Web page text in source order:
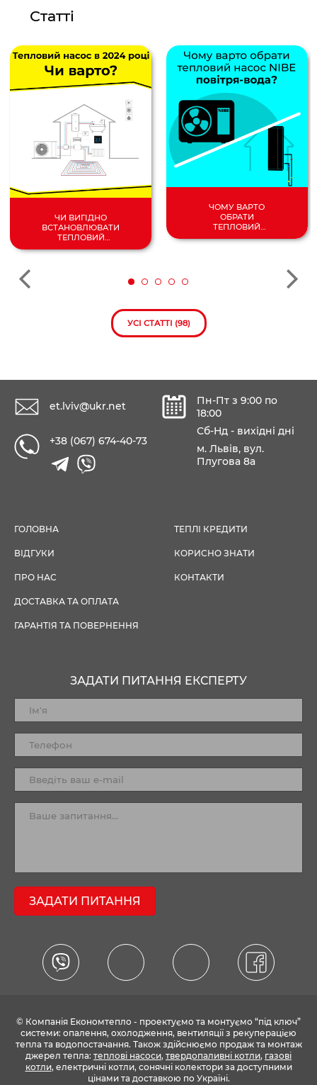
Статті
ЧИ ВИГІДНО
ВСТАНОВЛЮВАТИ
ТЕПЛОВИЙ
НАСОС У 2024
ЧОМУ ВАРТО
ОБРАТИ
ТЕПЛОВИЙ
НАСОС
УСІ СТАТТІ (98)
et.lviv@ukr.net
+38 (067) 674-40-73
Пн-Пт з 9:00 по
18:00
Сб-Нд - вихідні дні
м. Львів, вул.
Плугова 8а
ГОЛОВНА
ВІДГУКИ
ПРО НАС
ДОСТАВКА ТА ОПЛАТА
ГАРАНТІЯ ТА ПОВЕРНЕННЯ
ТЕПЛІ КРЕДИТИ
КОРИСНО ЗНАТИ
КОНТАКТИ
ЗАДАТИ ПИТАННЯ ЕКСПЕРТУ
ЗАДАТИ ПИТАННЯ
© Компанія Економтепло - проектуємо та монтуємо “під ключ”
системи: опалення, охолодження, вентиляції з рекуперацією
тепла та водопостачання. Також здійснюємо продаж та монтаж
джерел тепла: теплові насоси, твердопаливні котли, газові
котли, електричні котли, сонячні колектори за доступними
цінами та доставкою по Україні.